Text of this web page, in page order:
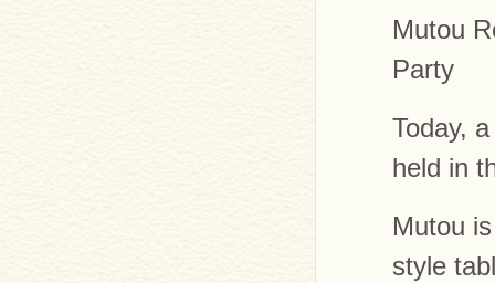
Mutou
Party
Today,
held in
Mutou
style